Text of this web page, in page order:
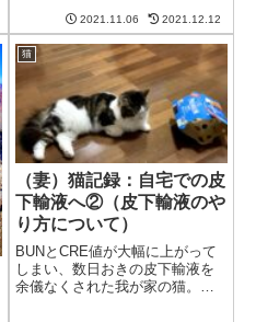
へ」①～⑩をご覧ください。自
宅での皮下輸液に必要なものや
費用、やり方、失敗例などを載
せています。→自宅での皮下輸
液へ①へネコセカ...
2021.11.06 2021.12.12
猫
（妻）猫記録：自宅での皮
下輸液へ②（皮下輸液のや
り方について）
BUNとCRE値が大幅に上がって
しまい、数日おきの皮下輸液を
余儀なくされた我が家の猫。猫